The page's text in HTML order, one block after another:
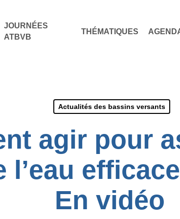
JOURNÉES
ATBVB
THÉMATIQUES
Actualités des bassins versants
agir pour
l’eau
En vidéo